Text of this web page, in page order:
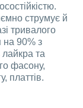
струмує й
тривалого
на 90% з
лайкра та
фасону,
платтів.